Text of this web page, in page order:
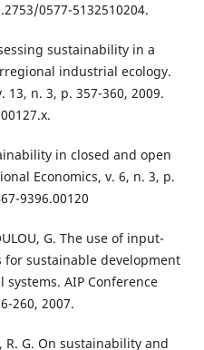
0577-5132510204.
sustainability in a
industrial ecology.
n. 3, p. 357-360, 2009.
in closed and open
Economics, v. 6, n. 3, p.
9396.00120
G. The use of input-
sustainable development
AIP Conference
260, 2007.
R. G. On sustainability and